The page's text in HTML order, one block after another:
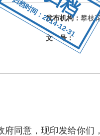
归档时间：2014-12-31
发布机构： 攀枝
文 号：
同意，现印发给你们